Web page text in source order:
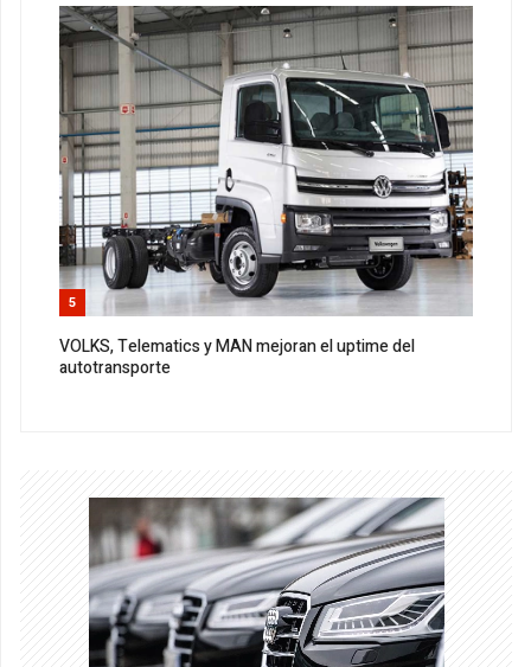
5
VOLKS, Telematics y MAN mejoran el uptime del
autotransporte